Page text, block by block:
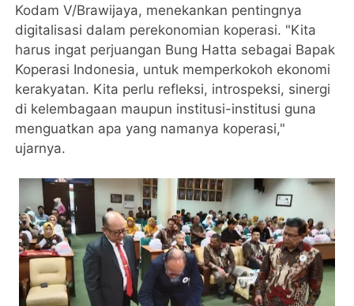
Kodam V/Brawijaya, menekankan pentingnya
digitalisasi dalam perekonomian koperasi. "Kita
harus ingat perjuangan Bung Hatta sebagai Bapak
Koperasi Indonesia, untuk memperkokoh ekonomi
kerakyatan. Kita perlu refleksi, introspeksi, sinergi
di kelembagaan maupun institusi-institusi guna
menguatkan apa yang namanya koperasi,"
ujarnya.